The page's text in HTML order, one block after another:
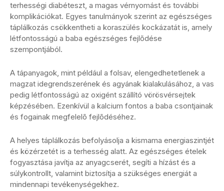
terhességi diabéteszt, a magas vérnyomást és további
komplikációkat. Egyes tanulmányok szerint az egészséges
táplálkozás csökkentheti a koraszülés kockázatát is, amely
létfontosságú a baba egészséges fejlõdése
szempontjából.
A tápanyagok, mint például a folsav, elengedhetetlenek a
magzat idegrendszerének és agyának kialakulásához, a vas
pedig létfontosságú az oxigént szállító vörösvérsejtek
képzésében. Ezenkívül a kalcium fontos a baba csontjainak
és fogainak megfelelõ fejlõdéséhez.
A helyes táplálkozás befolyásolja a kismama energiaszintjét
és közérzetét is a terhesség alatt. Az egészséges ételek
fogyasztása javítja az anyagcserét, segíti a hízást és a
súlykontrollt, valamint biztosítja a szükséges energiát a
mindennapi tevékenységekhez.